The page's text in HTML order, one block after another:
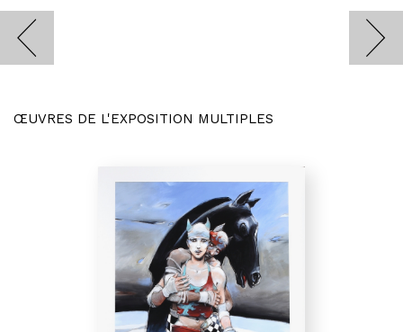
ŒUVRES DE L'EXPOSITION MULTIPLES